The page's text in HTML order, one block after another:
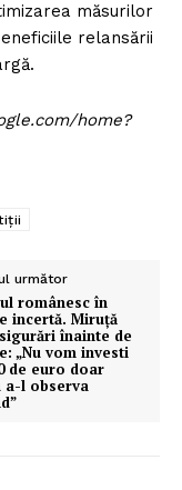
măsurilor
relansării
home?
următor
românesc în
incertă. Miruță
înainte de
„Nu vom investi
de euro doar
a-l observa